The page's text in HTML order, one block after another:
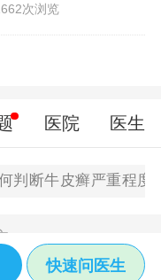
次浏览
医院 医生
判断牛皮癣严重程度
快速问医生